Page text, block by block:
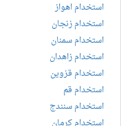
استخدام اهواز
استخدام زنجان
استخدام سمنان
استخدام زاهدان
استخدام قزوین
استخدام قم
استخدام سنندج